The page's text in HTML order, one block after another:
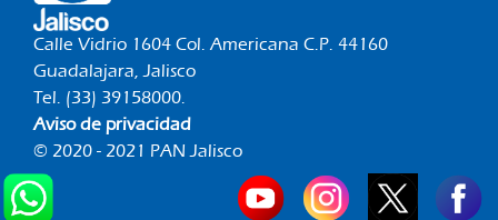
Calle Vidrio 1604 Col. Americana C.P. 44160
Guadalajara, Jalisco
Tel. (33) 39158000.
Aviso de privacidad
© 2020 - 2021 PAN Jalisco